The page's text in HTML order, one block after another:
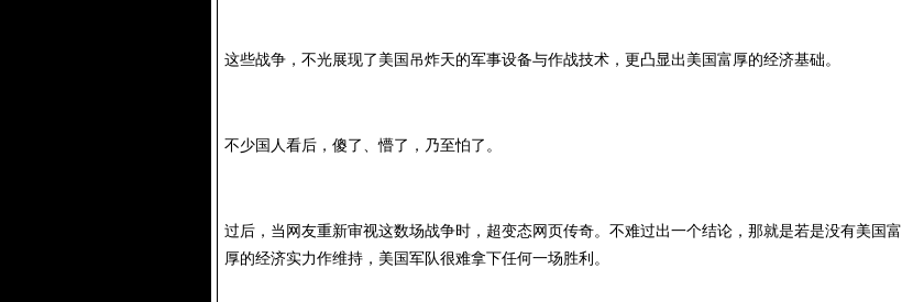
这些战争，不光展现了美国吊炸天的军事设备与作战技术，更凸显出美国富厚的经济基础。
不少国人看后，傻了、懵了，乃至怕了。
过后，当网友重新审视这数场战争时，超变态网页传奇。不难过出一个结论，那就是若是没有美国富
厚的经济实力作维持，美国军队很难拿下任何一场胜利。